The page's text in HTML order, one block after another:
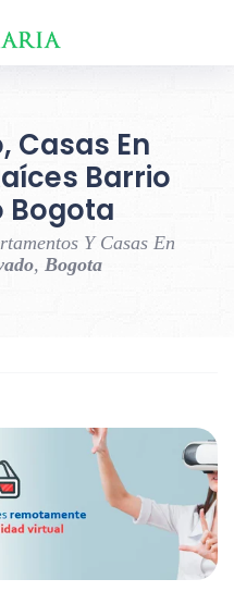
Casas En
Barrio
Bogota
Y Casas En
, Bogota